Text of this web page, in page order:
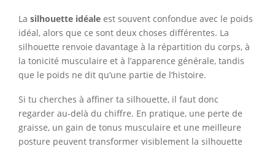
La silhouette idéale est souvent confondue avec le poids
idéal, alors que ce sont deux choses différentes. La
silhouette renvoie davantage à la répartition du corps, à
la tonicité musculaire et à l’apparence générale, tandis
que le poids ne dit qu’une partie de l’histoire.
Si tu cherches à affiner ta silhouette, il faut donc
regarder au-delà du chiffre. En pratique, une perte de
graisse, un gain de tonus musculaire et une meilleure
posture peuvent transformer visiblement la silhouette